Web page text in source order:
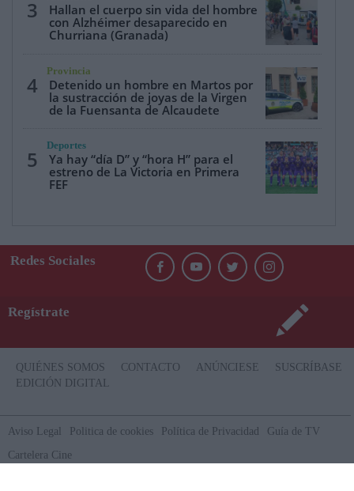
3
Hallan el cuerpo sin vida del hombre
con Alzhéimer desaparecido en
Churriana (Granada)
4
Provincia
Detenido un hombre en Martos por
la sustracción de joyas de la Virgen
de la Fuensanta de Alcaudete
5
Deportes
Ya hay “día D” y “hora H” para el
estreno de La Victoria en Primera
FEF
Redes Sociales
Regístrate
QUIÉNES SOMOS CONTACTO ANÚNCIESE
SUSCRÍBASE
EDICIÓN DIGITAL
Aviso Legal Politica de cookies Política de Privacidad
Guía de TV
Cartelera Cine